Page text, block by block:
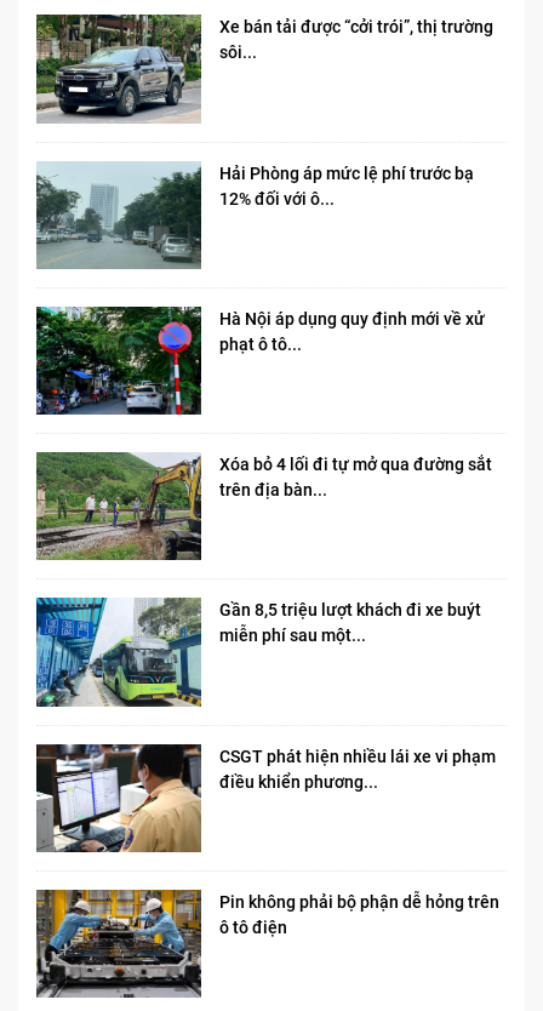
Xe bán tải được “cởi trói”, thị trường
sôi...
Hải Phòng áp mức lệ phí trước bạ
12% đối với ô...
Hà Nội áp dụng quy định mới về xử
phạt ô tô...
Xóa bỏ 4 lối đi tự mở qua đường sắt
trên địa bàn...
Gần 8,5 triệu lượt khách đi xe buýt
miễn phí sau một...
CSGT phát hiện nhiều lái xe vi phạm
điều khiển phương...
Pin không phải bộ phận dễ hỏng trên
ô tô điện